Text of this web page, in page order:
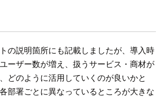
の説明箇所にも記載しましたが、導入時
ーザー数が増え、扱うサービス・商材が
どのように活用していくのが良いかと
部署ごとに異なっているところが大きな